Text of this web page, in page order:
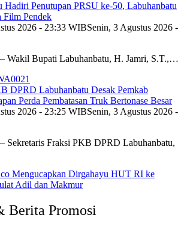
Hadiri Penutupan PRSU ke-50, Labuhanbatu
Film Pendek
2026 - 23:33 WIBSenin, 3 Agustus 2026 -
Bupati Labuhanbatu, H. Jamri, S.T.,…
DPRD Labuhanbatu Desak Pemkab
Perda Pembatasan Truk Bertonase Besar
2026 - 23:25 WIBSenin, 3 Agustus 2026 -
Fraksi PKB DPRD Labuhanbatu,
Berita Promosi